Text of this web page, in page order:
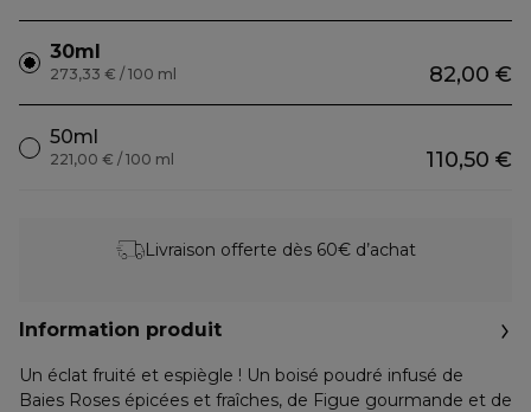
30ml
82,00 €
273,33 € / 100 ml
50ml
110,50 €
221,00 € / 100 ml
Livraison offerte dès 60€ d’achat
Information produit
Un éclat fruité et espiègle ! Un boisé poudré infusé de
Baies Roses épicées et fraîches, de Figue gourmande et de